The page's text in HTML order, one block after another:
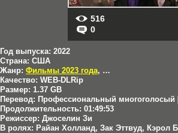
516
0
Год выпуска: 2022
Страна: США
Жанр: Фильмы 2023 года, Драмы
Качество: WEB-DLRip
Размер: 1.37 GB
Перевод: Профессиональный
Продолжительность: 01:49:53
Режиссер: Джоселин Зи
В ролях: Райан Холланд, Зак Эттвуд, Кэрол